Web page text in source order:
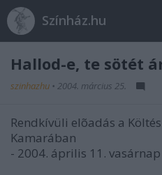
Színház.hu
Hallod-e, te sötét
szinhazhu • 2004. március 25.
Rendkívüli elõadás a
Kamarában
- 2004. április 11.